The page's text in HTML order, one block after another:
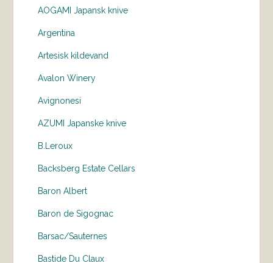
AOGAMI Japansk knive
Argentina
Artesisk kildevand
Avalon Winery
Avignonesi
AZUMI Japanske knive
B.Leroux
Backsberg Estate Cellars
Baron Albert
Baron de Sigognac
Barsac/Sauternes
Bastide Du Claux